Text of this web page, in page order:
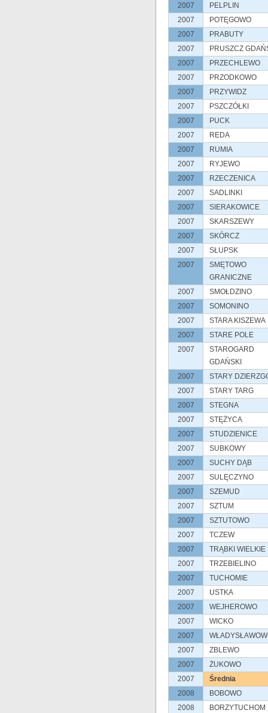
2007
PELPLIN
2007
POTĘGOWO
2007
PRABUTY
2007
PRUSZCZ
2007
PRZECHLEWO
2007
PRZODKOWO
2007
PRZYWIDZ
2007
PSZCZÓŁKI
2007
PUCK
2007
REDA
2007
RUMIA
2007
RYJEWO
2007
RZECZENICA
2007
SADLINKI
2007
SIERAKOWICE
2007
SKARSZEWY
2007
SKÓRCZ
2007
SŁUPSK
2007
SMĘTOWO
GRANICZNE
2007
SMOŁDZINO
2007
SOMONINO
2007
STARA KISZEWA
2007
STARE POLE
2007
STAROGARD
GDAŃSKI
2007
STARY
2007
STARY TARG
2007
STEGNA
2007
STĘŻYCA
2007
STUDZIENICE
2007
SUBKOWY
2007
SUCHY DĄB
2007
SULĘCZYNO
2007
SZEMUD
2007
SZTUM
2007
SZTUTOWO
2007
TCZEW
2007
TRĄBKI WIELKIE
2007
TRZEBIELINO
2007
TUCHOMIE
2007
USTKA
2007
WEJHEROWO
2007
WICKO
2007
2007
ZBLEWO
2007
ŻUKOWO
2007
Średnia
2008
BOBOWO
2008
BORZYTUCHOM